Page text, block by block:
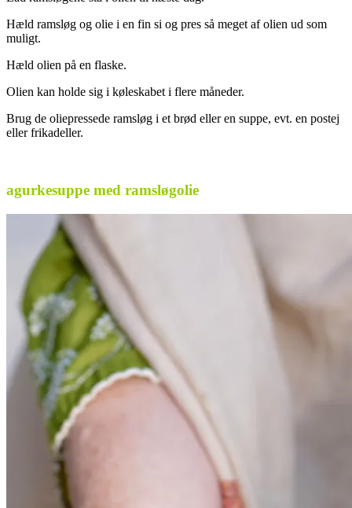
Hæld ramsløg og olie i en fin si og pres så meget af olien ud som
muligt.
Hæld olien på en flaske.
Olien kan holde sig i køleskabet i flere måneder.
Brug de oliepressede ramsløg i et brød eller en suppe, evt. en postej
eller frikadeller.
agurkesuppe med ramsløgolie